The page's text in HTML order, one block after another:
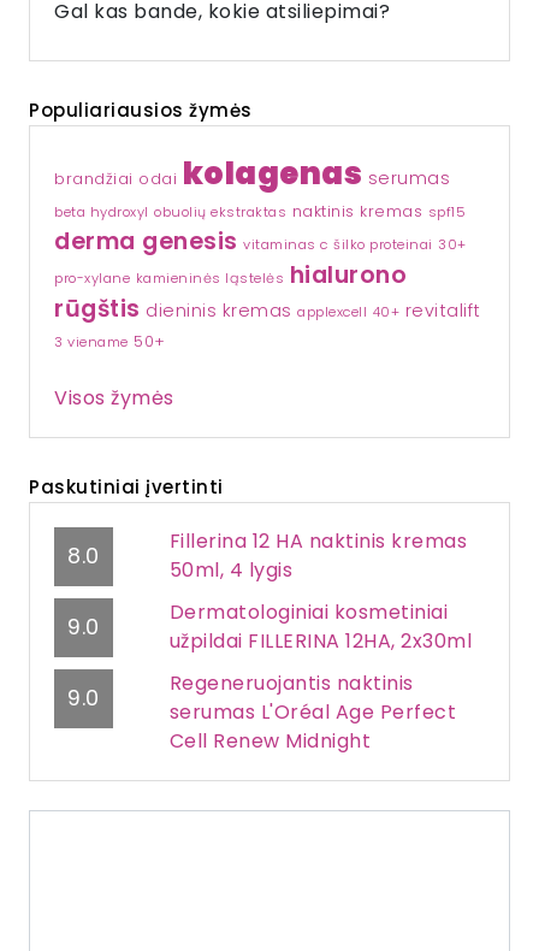
Gal kas bande, kokie atsiliepimai?
Populiariausios žymės
brandžiai odai kolagenas serumas
beta hydroxyl obuolių ekstraktas naktinis kremas spf15
derma genesis vitaminas c šilko proteinai 30+
pro-xylane kamieninės ląstelės hialurono
rūgštis dieninis kremas applexcell 40+ revitalift
3 viename 50+
Visos žymės
Paskutiniai įvertinti
8.0
Fillerina 12 HA naktinis kremas
50ml, 4 lygis
9.0
Dermatologiniai kosmetiniai
užpildai FILLERINA 12HA, 2x30ml
9.0
Regeneruojantis naktinis
serumas L'Oréal Age Perfect
Cell Renew Midnight